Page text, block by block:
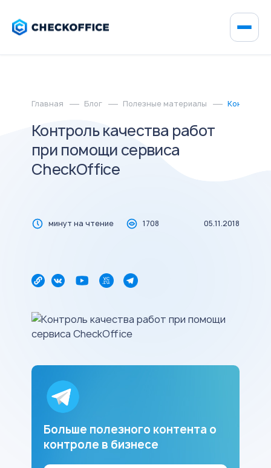
Главная Блог Полезные материалы Контроль
Контроль качества работ
при помощи сервиса
CheckOffice
минут на чтение 1708 05.11.2018
Больше полезного контента о
контроле в бизнесе